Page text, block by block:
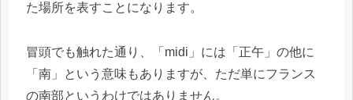
た場所を表すことになります。
冒頭でも触れた通り、「midi」には「正午」の他に
「南」という意味もありますが、ただ単にフランス
の南部というわけではありません。